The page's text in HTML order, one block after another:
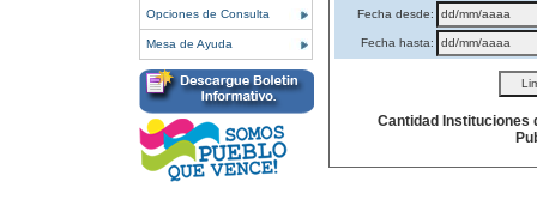
Opciones de Consulta
Mesa de Ayuda
Fecha desde:
Fecha hasta:
Cantidad Instituciones